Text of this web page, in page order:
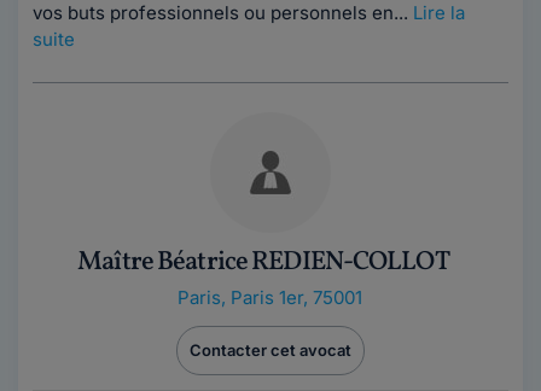
vos buts professionnels ou personnels en... Lire la
suite
Maître Béatrice REDIEN-COLLOT
Paris, Paris 1er, 75001
Contacter cet avocat